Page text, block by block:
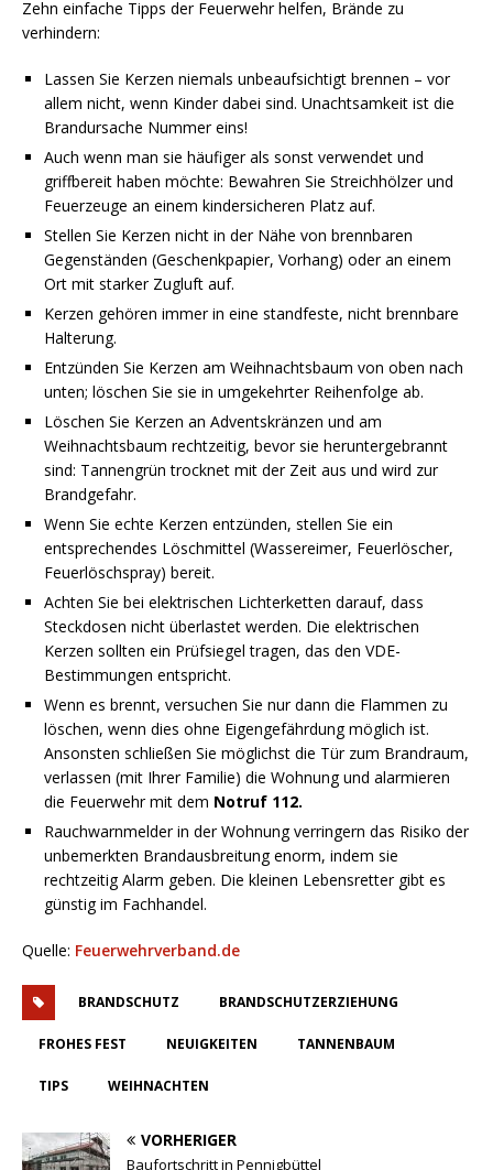
Zehn einfache Tipps der Feuerwehr helfen, Brände zu
verhindern:
Lassen Sie Kerzen niemals unbeaufsichtigt brennen – vor
allem nicht, wenn Kinder dabei sind. Unachtsamkeit ist die
Brandursache Nummer eins!
Auch wenn man sie häufiger als sonst verwendet und
griffbereit haben möchte: Bewahren Sie Streichhölzer und
Feuerzeuge an einem kindersicheren Platz auf.
Stellen Sie Kerzen nicht in der Nähe von brennbaren
Gegenständen (Geschenkpapier, Vorhang) oder an einem
Ort mit starker Zugluft auf.
Kerzen gehören immer in eine standfeste, nicht brennbare
Halterung.
Entzünden Sie Kerzen am Weihnachtsbaum von oben nach
unten; löschen Sie sie in umgekehrter Reihenfolge ab.
Löschen Sie Kerzen an Adventskränzen und am
Weihnachtsbaum rechtzeitig, bevor sie heruntergebrannt
sind: Tannengrün trocknet mit der Zeit aus und wird zur
Brandgefahr.
Wenn Sie echte Kerzen entzünden, stellen Sie ein
entsprechendes Löschmittel (Wassereimer, Feuerlöscher,
Feuerlöschspray) bereit.
Achten Sie bei elektrischen Lichterketten darauf, dass
Steckdosen nicht überlastet werden. Die elektrischen
Kerzen sollten ein Prüfsiegel tragen, das den VDE-
Bestimmungen entspricht.
Wenn es brennt, versuchen Sie nur dann die Flammen zu
löschen, wenn dies ohne Eigengefährdung möglich ist.
Ansonsten schließen Sie möglichst die Tür zum Brandraum,
verlassen (mit Ihrer Familie) die Wohnung und alarmieren
die Feuerwehr mit dem Notruf 112.
Rauchwarnmelder in der Wohnung verringern das Risiko der
unbemerkten Brandausbreitung enorm, indem sie
rechtzeitig Alarm geben. Die kleinen Lebensretter gibt es
günstig im Fachhandel.
Quelle: Feuerwehrverband.de
BRANDSCHUTZ BRANDSCHUTZERZIEHUNG
FROHES FEST NEUIGKEITEN TANNENBAUM
TIPS WEIHNACHTEN
VORHERIGER
Baufortschritt in Pennigbüttel